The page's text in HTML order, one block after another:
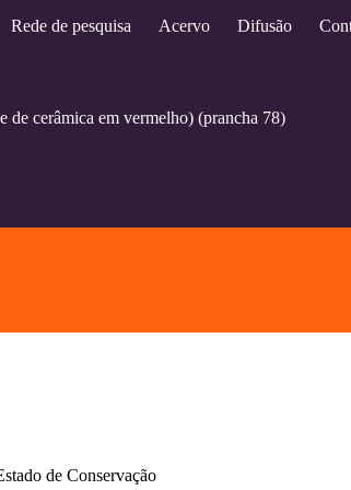
Rede de pesquisa Acervo Difusão
de cerâmica em vermelho) (prancha 78)
de Conservação